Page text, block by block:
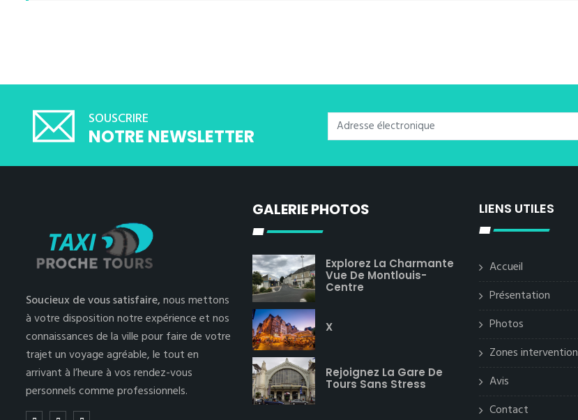
SOUSCRIRE
NOTRE NEWSLETTER
Soucieux de vous satisfaire,nous mettons
à votre disposition notre expérience et nos
connaissances de la ville pour faire de votre
trajet un voyage agréable, le tout en
arrivant à l’heure à vos rendez-vous
personnels comme professionnels.
GALERIE PHOTOS
Explorez La Charmante
Vue De Montlouis-
Centre
X
Rejoignez La Gare De
Tours Sans Stress
LIENS UTILES
Accueil
Présentation
Photos
Zones intervention
Avis
Contact